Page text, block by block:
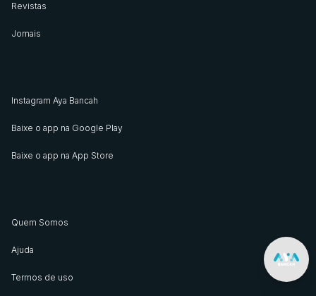
Revistas
Jornais
Instagram Aya Bancah
Baixe o app na Google Play
Baixe o app na App Store
Quem Somos
Ajuda
Termos de uso